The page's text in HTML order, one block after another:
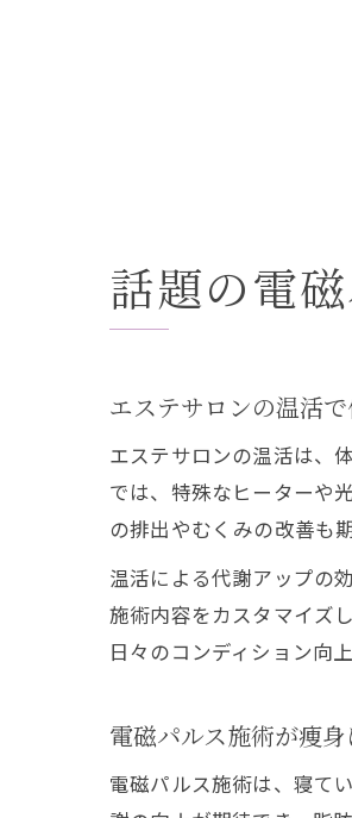
話題の電
エステサロンの温活
エステサロンの温活は、
では、特殊なヒーターや
の排出やむくみの改善も
温活による代謝アップの
施術内容をカスタマイズ
日々のコンディション向
電磁パルス施術が痩
電磁パルス施術は、寝て